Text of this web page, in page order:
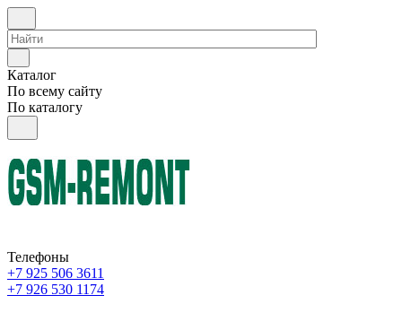
Каталог
По всему сайту
По каталогу
Телефоны
+7 925 506 3611
+7 926 530 1174